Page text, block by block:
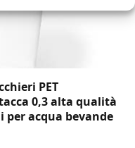
PET
0,3 alta qualità
per acqua bevande